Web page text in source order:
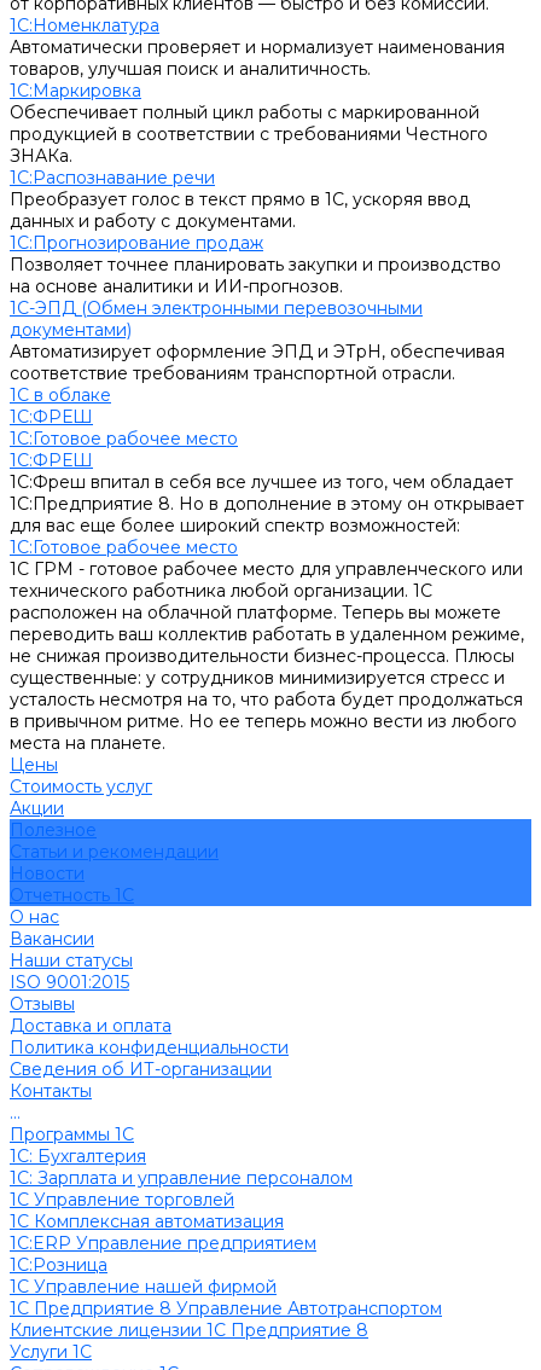
1С:Номенклатура
Автоматически проверяет и нормализует наименования
товаров, улучшая поиск и аналитичность.
1С:Маркировка
Обеспечивает полный цикл работы с маркированной
продукцией в соответствии с требованиями Честного
ЗНАКа.
1С:Распознавание речи
Преобразует голос в текст прямо в 1С, ускоряя ввод
данных и работу с документами.
1С:Прогнозирование продаж
Позволяет точнее планировать закупки и производство
на основе аналитики и ИИ-прогнозов.
1С-ЭПД (Обмен электронными перевозочными
документами)
Автоматизирует оформление ЭПД и ЭТрН, обеспечивая
соответствие требованиям транспортной отрасли.
1С в облаке
1С:ФРЕШ
1C:Готовое рабочее место
1С:ФРЕШ
1С:Фреш впитал в себя все лучшее из того, чем обладает
1С:Предприятие 8. Но в дополнение в этому он открывает
для вас еще более широкий спектр возможностей:
1C:Готовое рабочее место
1С ГРМ - готовое рабочее место для управленческого или
технического работника любой организации. 1С
расположен на облачной платформе. Теперь вы можете
переводить ваш коллектив работать в удаленном режиме,
не снижая производительности бизнес-процесса. Плюсы
существенные: у сотрудников минимизируется стресс и
усталость несмотря на то, что работа будет продолжаться
в привычном ритме. Но ее теперь можно вести из любого
места на планете.
Цены
Стоимость услуг
Акции
Полезное
Cтатьи и рекомендации
Новости
Отчетность 1С
О нас
Вакансии
Наши статусы
ISO 9001:2015
Отзывы
Доставка и оплата
Политика конфиденциальности
Сведения об ИТ-организации
Контакты
...
Программы 1С
1C: Бухгалтерия
1С: Зарплата и управление персоналом
1С Управление торговлей
1С Комплексная автоматизация
1С:ERP Управление предприятием
1С:Розница
1С Управление нашей фирмой
1С Предприятие 8 Управление Автотранспортом
Клиентские лицензии 1С Предприятие 8
Услуги 1С